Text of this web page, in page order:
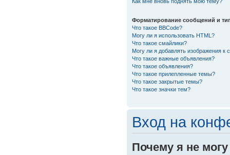
Форматирование сообщений и
Что такое BBCode?
Могу ли я использовать HTML?
Что такое смайлики?
Могу ли я добавлять изображения к
Что такое важные объявления?
Что такое объявления?
Что такое прилепленные темы?
Что такое закрытые темы?
Что такое значки тем?
Вход на
Почему я не